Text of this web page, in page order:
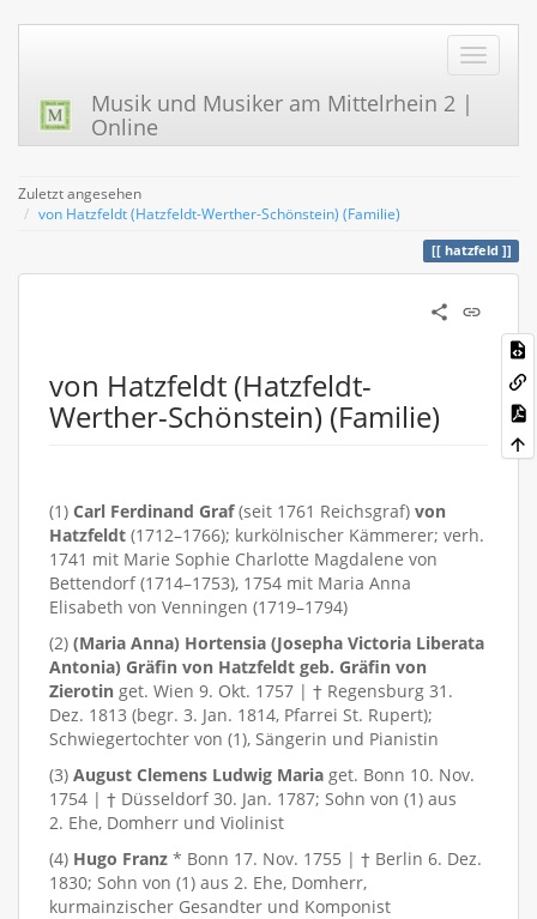
Musik und Musiker am Mittelrhein 2 |
Online
Zuletzt angesehen
von Hatzfeldt (Hatzfeldt-Werther-Schönstein) (Familie)
hatzfeld
von Hatzfeldt (Hatzfeldt-
Werther-Schönstein) (Familie)
(1) Carl Ferdinand Graf(seit 1761 Reichsgraf) von
Hatzfeldt (1712–1766); kurkölnischer Kämmerer; verh.
1741 mit Marie Sophie Charlotte Magdalene von
Bettendorf (1714–1753), 1754 mit Maria Anna
Elisabeth von Venningen (1719–1794)
(2) (Maria Anna) Hortensia (Josepha Victoria Liberata
Antonia) Gräfin von Hatzfeldt geb. Gräfin von
Zierotin get. Wien 9. Okt. 1757 | † Regensburg 31.
Dez. 1813 (begr. 3. Jan. 1814, Pfarrei St. Rupert);
Schwiegertochter von (1), Sängerin und Pianistin
(3) August Clemens Ludwig Maria get. Bonn 10. Nov.
1754 | † Düsseldorf 30. Jan. 1787; Sohn von (1) aus
2. Ehe, Domherr und Violinist
(4) Hugo Franz * Bonn 17. Nov. 1755 | † Berlin 6. Dez.
1830; Sohn von (1) aus 2. Ehe, Domherr,
kurmainzischer Gesandter und Komponist